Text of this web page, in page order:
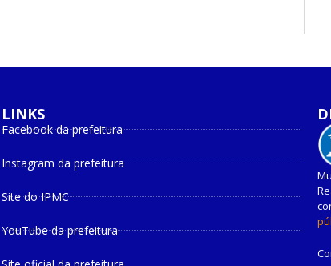
LINKS
Facebook da prefeitura
Instagram da prefeitura
Site do IPMC
YouTube da prefeitura